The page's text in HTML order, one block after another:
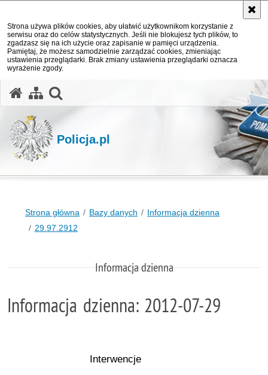
Strona używa plików cookies, aby ułatwić użytkownikom korzystanie z
serwisu oraz do celów statystycznych. Jeśli nie blokujesz tych plików, to
zgadzasz się na ich użycie oraz zapisanie w pamięci urządzenia.
Pamiętaj, że możesz samodzielnie zarządzać cookies, zmieniając
ustawienia przeglądarki. Brak zmiany ustawienia przeglądarki oznacza
wyrażenie zgody.
Policja.pl
Strona główna Bazy danych
Informacja dzienna
29.97.2912
Informacja dzienna
Informacja dzienna: 2012-07-29
Interwencje